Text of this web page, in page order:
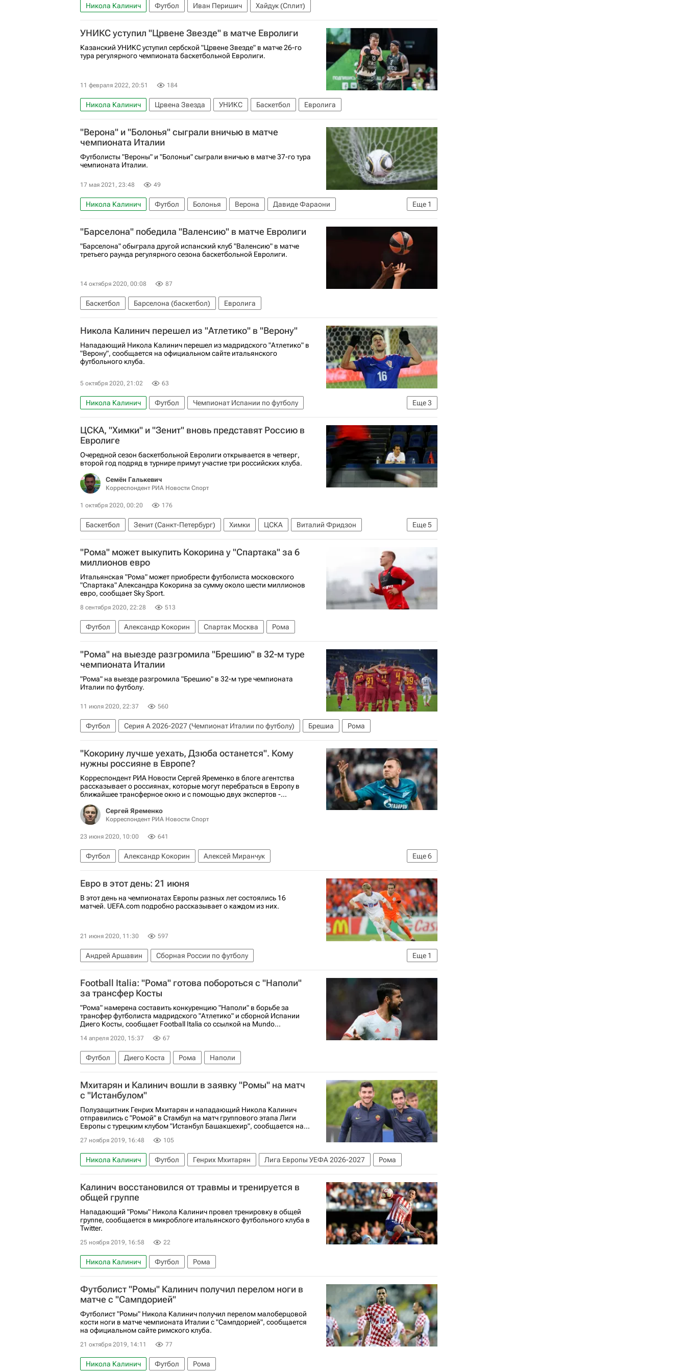
Никола Калинич Футбол Иван Перишич Хайдук (Сплит)
УНИКС уступил "Црвене Звезде" в матче Евролиги
Казанский УНИКС уступил сербской "Црвене Звезде" в матче 26-го
тура регулярного чемпионата баскетбольной Евролиги.
11 февраля 2022, 20:51 184
Никола Калинич Црвена Звезда УНИКС Баскетбол Евролига
"Верона" и "Болонья" сыграли вничью в матче
чемпионата Италии
Футболисты "Вероны" и "Болоньи" сыграли вничью в матче 37-го тура
чемпионата Италии.
17 мая 2021, 23:48 49
Еще 1
Никола Калинич Футбол Болонья Верона
Давиде Фараони
Лоренцо Де Сильвестри
"Барселона" победила "Валенсию" в матче Евролиги
"Барселона" обыграла другой испанский клуб "Валенсию" в матче
третьего раунда регулярного сезона баскетбольной Евролиги.
14 октября 2020, 00:08 87
Баскетбол Барселона (баскетбол) Евролига
Никола Калинич перешел из "Атлетико" в "Верону"
Нападающий Никола Калинич перешел из мадридского "Атлетико" в
"Верону", сообщается на официальном сайте итальянского
футбольного клуба.
5 октября 2020, 21:02 63
Еще3
Никола Калинич Футбол
Чемпионат Испании по футболу
Серия А 2026-2027 (Чемпионат Италии по футболу)
Атлетико (Мадрид) Верона
ЦСКА, "Химки" и "Зенит" вновь представят Россию в
Евролиге
Очередной сезон баскетбольной Евролиги открывается в четверг,
второй год подряд в турнире примут участие три российских клуба.
Семён Галькевич
Корреспондент РИА Новости Спорт
1 октября 2020, 00:20 176
Еще5
Баскетбол Зенит (Санкт-Петербург) Химки ЦСКА
Виталий Фридзон
Алексей Швед
Жорди Бертомеу Барселона (баскетбол) Анадолу Эфес Евролига
"Рома" может выкупить Кокорина у "Спартака" за 6
миллионов евро
Итальянская "Рома" может приобрести футболиста московского
"Спартака" Александра Кокорина за сумму около шести миллионов
евро, сообщает Sky Sport.
8 сентября 2020, 22:28 513
Футбол Александр Кокорин Спартак Москва Рома
"Рома" на выезде разгромила "Брешию" в 32-м туре
чемпионата Италии
"Рома" на выезде разгромила "Брешию" в 32-м туре чемпионата
Италии по футболу.
11 июля 2020, 22:37 560
Футбол Серия А 2026-2027 (Чемпионат Италии по футболу) Брешиа Рома
"Кокорину лучше уехать, Дзюба останется". Кому
нужны россияне в Европе?
Корреспондент РИА Новости Сергей Яременко в блоге агентства
рассказывает о россиянах, которые могут перебраться в Европу в
ближайшее трансферное окно и с помощью двух экспертов -...
Сергей Яременко
Корреспондент РИА Новости Спорт
23 июня 2020, 10:00 641
Еще6
Футбол Александр Кокорин
Алексей Миранчук
РПЛ 2026-2027 (Чемпионат России по футболу)
Федор Чалов
Далер Кузяев
Артём Дзюба
Сергей Кирьяков
Евро в этот день: 21 июня
В этот день на чемпионатах Европы разных лет состоялись 16
матчей. UEFA.com подробно рассказывает о каждом из них.
21 июня 2020, 11:30 597
Еще 1
Андрей Аршавин
Сборная России по футболу
Союз европейских футбольных ассоциаций (УЕФА)
Football Italia: "Рома" готова побороться с "Наполи"
за трансфер Косты
"Рома" намерена составить конкуренцию "Наполи" в борьбе за
трансфер футболиста мадридского "Атлетико" и сборной Испании
Диего Косты, сообщает Football Italia со ссылкой на Mundo...
14 апреля 2020, 15:37 67
Футбол Диего Коста Рома Наполи
Мхитарян и Калинич вошли в заявку "Ромы" на матч
с "Истанбулом"
Полузащитник Генрих Мхитарян и нападающий Никола Калинич
отправились с "Ромой" в Стамбул на матч группового этапа Лиги
Европы с турецким клубом "Истанбул Башакшехир", сообщается на...
27 ноября 2019, 16:48 105
Никола Калинич Футбол Генрих Мхитарян Лига Европы УЕФА 2026-2027 Рома
Калинич восстановился от травмы и тренируется в
общей группе
Нападающий "Ромы" Никола Калинич провел тренировку в общей
группе, сообщается в микроблоге итальянского футбольного клуба в
Twitter.
25 ноября 2019, 16:58 22
Никола Калинич Футбол Рома
Футболист "Ромы" Калинич получил перелом ноги в
матче с "Сампдорией"
Футболист "Ромы" Никола Калинич получил перелом малоберцовой
кости ноги в матче чемпионата Италии с "Сампдорией", сообщается
на официальном сайте римского клуба.
21 октября 2019, 14:11 77
Никола Калинич Футбол Рома